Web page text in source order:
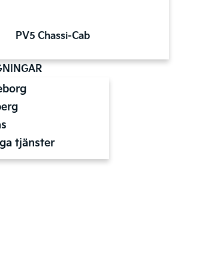
PV5 Chassi-Cab
tjänster